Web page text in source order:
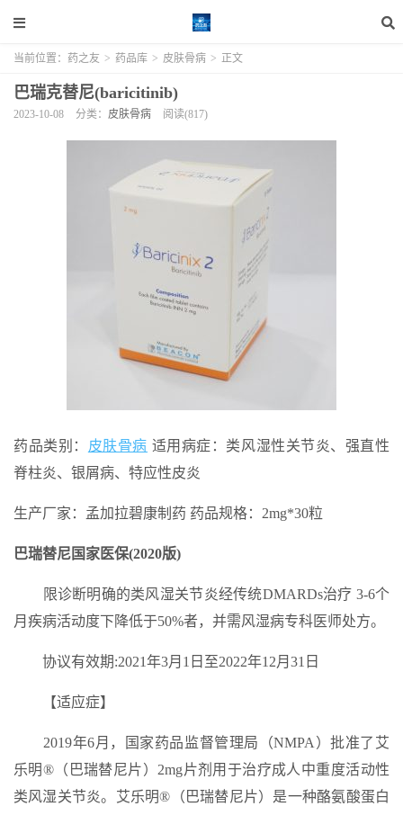
当前位置： 药之友 > 药品库 > 皮肤骨病 > 正文
巴瑞克替尼(baricitinib)
2023-10-08 分类： 皮肤骨病 阅读(817)
药品类别： 皮肤骨病 适用病症：类风湿性关节炎、强直性
脊柱炎、银屑病、特应性皮炎
生产厂家：孟加拉碧康制药 药品规格：2mg*30粒
巴瑞替尼国家医保(2020版)
限诊断明确的类风湿关节炎经传统DMARDs治疗 3-6个
月疾病活动度下降低于50%者，并需风湿病专科医师处方。
协议有效期:2021年3月1日至2022年12月31日
【适应症】
2019年6月，国家药品监督管理局（NMPA）批准了艾
乐明®（巴瑞替尼片）2mg片剂用于治疗成人中重度活动性
类风湿关节炎。艾乐明®（巴瑞替尼片）是一种酪氨酸蛋白